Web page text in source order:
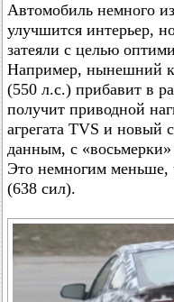
Автомобиль немного
улучшится интерьер,
затеяли с целью
Например, нынешний
(550 л.с.) прибавит в
получит приводной
агрегата TVS и новый
данным, с
Это немногим меньше,
(638 сил).